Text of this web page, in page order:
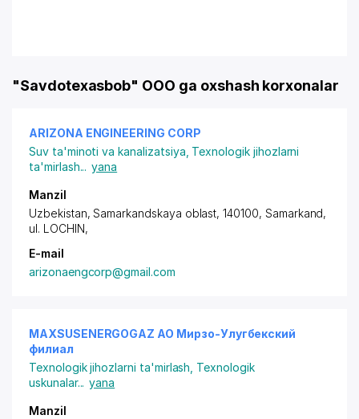
"Savdotexasbob" OOO ga oxshash korxonalar
ARIZONA ENGINEERING CORP
Suv ta'minoti va kanalizatsiya Texnologik jihozlarni
ta'mirlash... yana
Manzil
Uzbekistan, Samarkandskaya oblast, 140100, Samarkand,
ul. LOCHIN,
E-mail
arizonaengcorp@gmail.com
MAXSUSENERGOGAZ АО Мирзо-Улугбекский
филиал
Texnologik jihozlarni ta'mirlash Texnologik
uskunalar... yana
Manzil